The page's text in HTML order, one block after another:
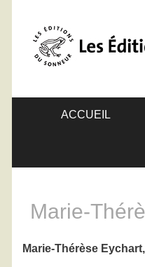
ACCUEIL
Marie-
Marie-Thérèse Eychart,